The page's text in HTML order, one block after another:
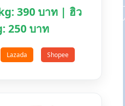
390 บาท | ฮิว
250 บาท
Lazada Shopee